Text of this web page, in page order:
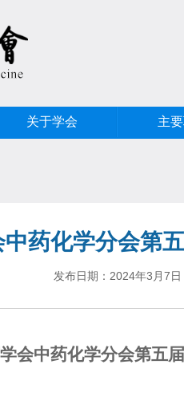
关于学会 主
药化学分会第
发布日期：2024年3月7日
会中药化学分会第五